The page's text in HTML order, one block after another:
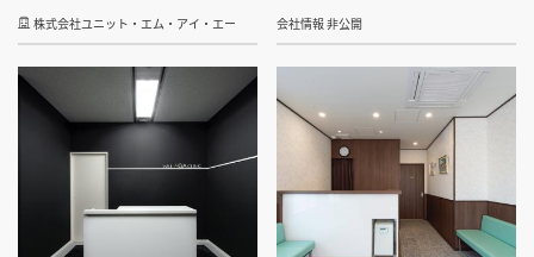
株式会社ユニット・エム・アイ・エー
会社情報 非公開